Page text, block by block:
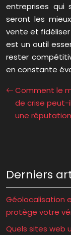
entreprises qui
seront les
vente et
est un outil
rester
en constante
Comment le
de crise peut-
une
Derniers
Géolocalisation
protège votre
Quels sites web